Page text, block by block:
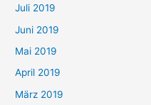
Juli 2019
Juni 2019
Mai 2019
April 2019
März 2019